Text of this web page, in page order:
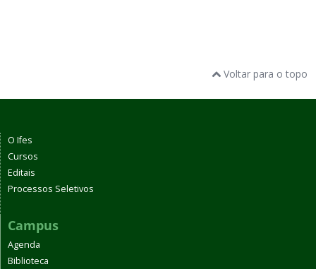
Voltar para o topo
O Ifes
Cursos
Editais
Processos Seletivos
Campus
Agenda
Biblioteca